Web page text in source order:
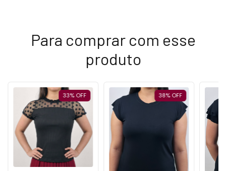
Para comprar com esse
produto
33%OFF 38%OFF